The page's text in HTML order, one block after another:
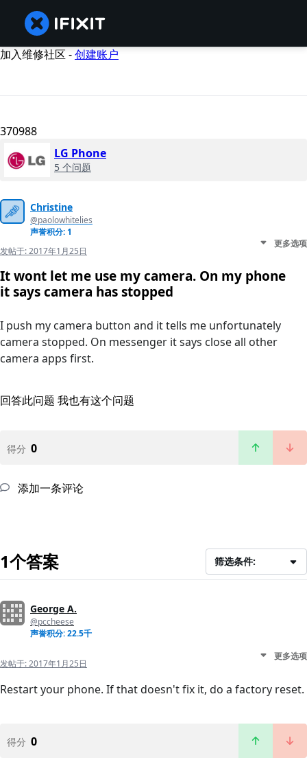
加入维修社区 -创建账户
370988
LG Phone
5 个问题
Christine
@paolowhitelies
声誉积分: 1
发帖于:2017年1月25日
更多选项
It wont let me use my camera. On my phone
it says camera has stopped
I push my camera button and it tells me unfortunately
camera stopped. On messenger it says close all other
camera apps first.
回答此问题 我也有这个问题
得分 0
添加一条评论
1个答案 筛选条件:
George A.
@pccheese
声誉积分: 22.5千
发帖于:2017年1月25日
更多选项
Restart your phone. If that doesn't fix it, do a factory reset.
得分 0